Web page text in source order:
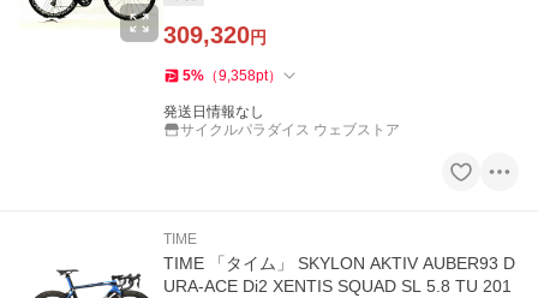
309,320円
5% （9,358pt）
発送日情報なし
サイクルパラダイス ウェブストア
TIME
TIME 「タイム」 SKYLON AKTIV AUBER93 D
URA-ACE Di2 XENTIS SQUAD SL 5.8 TU 201